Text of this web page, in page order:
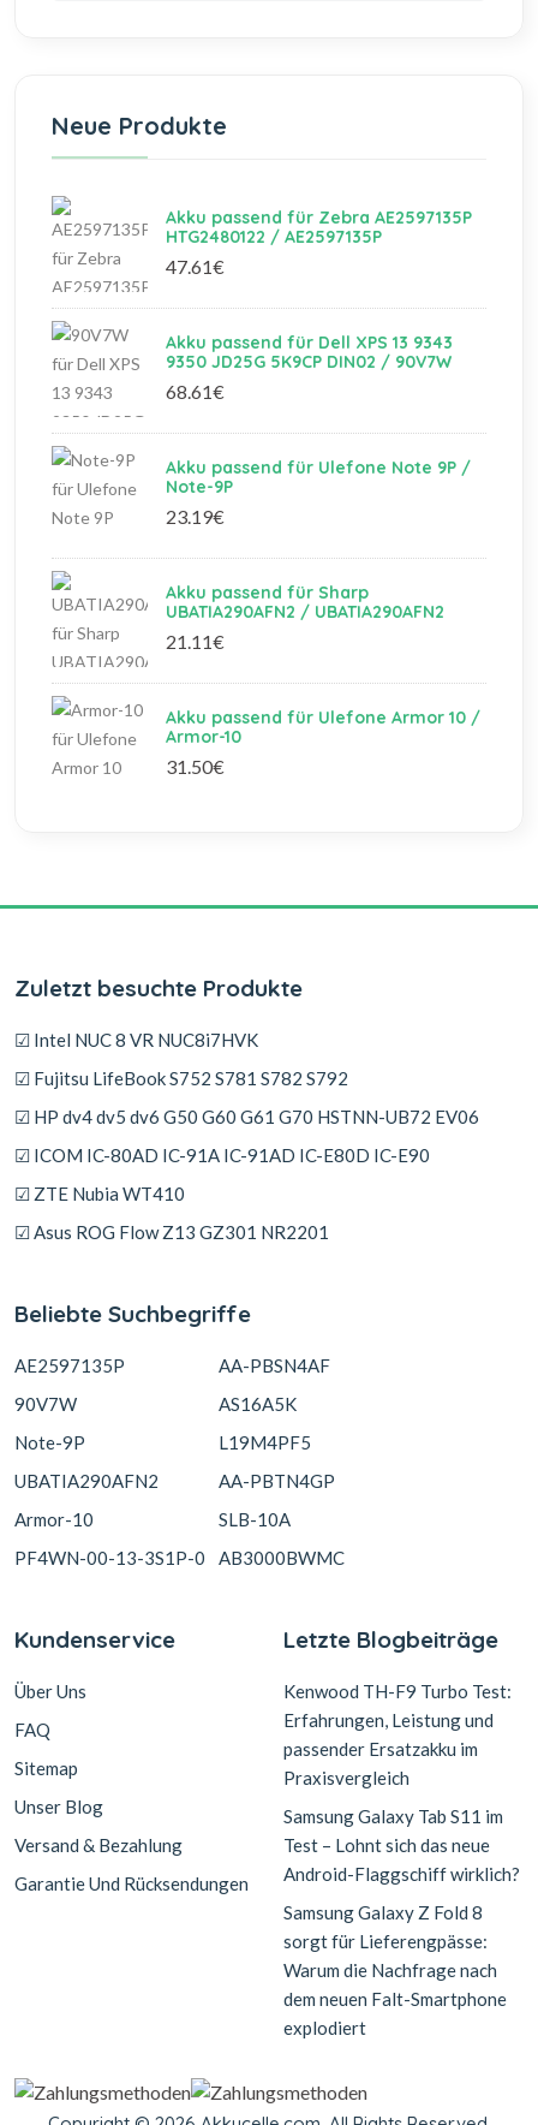
Neue Produkte
Akku passend für Zebra AE2597135P
HTG2480122 / AE2597135P
47.61€
Akku passend für Dell XPS 13 9343
9350 JD25G 5K9CP DIN02 / 90V7W
68.61€
Akku passend für Ulefone Note 9P /
Note-9P
23.19€
Akku passend für Sharp
UBATIA290AFN2 / UBATIA290AFN2
21.11€
Akku passend für Ulefone Armor 10 /
Armor-10
31.50€
Zuletzt besuchte Produkte
☑ Intel NUC 8 VR NUC8i7HVK
☑ Fujitsu LifeBook S752 S781 S782 S792
☑ HP dv4 dv5 dv6 G50 G60 G61 G70 HSTNN-UB72 EV06
☑ ICOM IC-80AD IC-91A IC-91AD IC-E80D IC-E90
☑ ZTE Nubia WT410
☑ Asus ROG Flow Z13 GZ301 NR2201
Beliebte Suchbegriffe
AE2597135P
90V7W
Note-9P
UBATIA290AFN2
Armor-10
PF4WN-00-13-3S1P-0
AA-PBSN4AF
AS16A5K
L19M4PF5
AA-PBTN4GP
SLB-10A
AB3000BWMC
Kundenservice
Über Uns
FAQ
Sitemap
Unser Blog
Versand & Bezahlung
Garantie Und Rücksendungen
Letzte Blogbeiträge
Kenwood TH-F9 Turbo Test:
Erfahrungen, Leistung und
passender Ersatzakku im
Praxisvergleich
Samsung Galaxy Tab S11 im
Test – Lohnt sich das neue
Android-Flaggschiff wirklich?
Samsung Galaxy Z Fold 8
sorgt für Lieferengpässe:
Warum die Nachfrage nach
dem neuen Falt-Smartphone
explodiert